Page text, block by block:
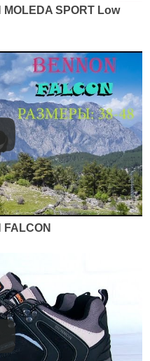
MOLEDA SPORT Low
FALCON